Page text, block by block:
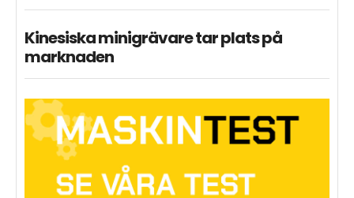
Kinesiska minigrävare tar plats på
marknaden